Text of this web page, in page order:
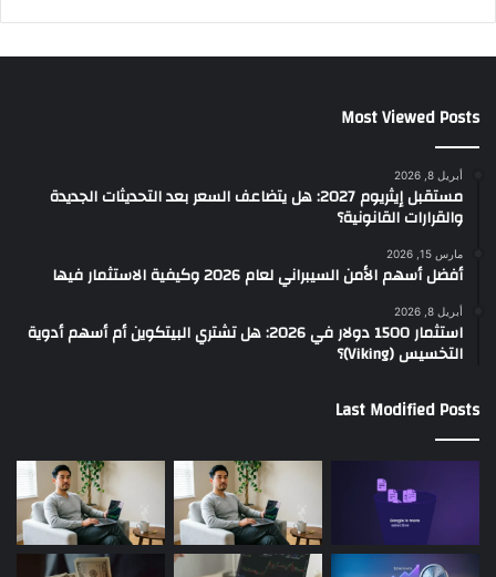
Most Viewed Posts
أبريل 8, 2026
مستقبل إيثريوم 2027: هل يتضاعف السعر بعد التحديثات الجديدة
والقرارات القانونية؟
مارس 15, 2026
أفضل أسهم الأمن السيبراني لعام 2026 وكيفية الاستثمار فيها
أبريل 8, 2026
استثمار 1500 دولار في 2026: هل تشتري البيتكوين أم أسهم أدوية
التخسيس (Viking)؟
Last Modified Posts